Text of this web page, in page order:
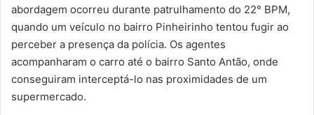
abordagem ocorreu durante patrulhamento do 22° BPM,
quando um veículo no bairro Pinheirinho tentou fugir ao
perceber a presença da polícia. Os agentes
acompanharam o carro até o bairro Santo Antão, onde
conseguiram interceptá-lo nas proximidades de um
supermercado.